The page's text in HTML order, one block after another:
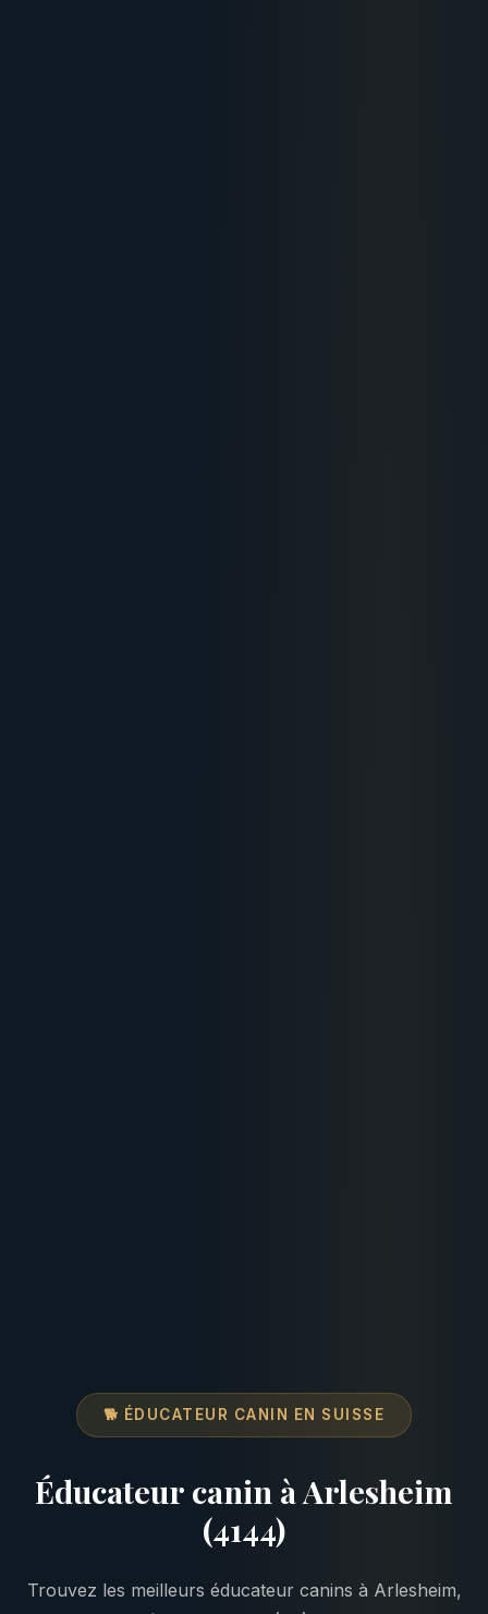
🐕 ÉDUCATEUR CANIN EN SUISSE
Éducateur canin à Arlesheim
(4144)
Trouvez les meilleurs éducateur canins à Arlesheim,